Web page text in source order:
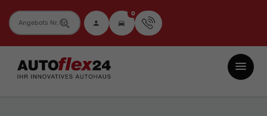
Fahrzeugnummer 0
Autoflex24
GmbH